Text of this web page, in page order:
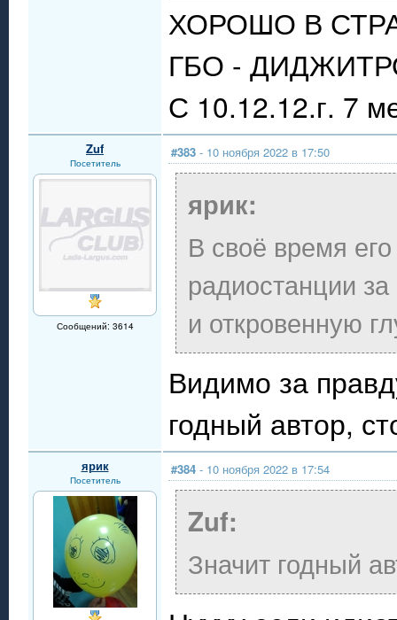
ХОРОШО В
ГБО -
С 10.12.12.г. 7
Zuf
Посетитель
Сообщений: 3614
#383 - 10 ноября 2022 в 17:50
ярик:
В своё время
радиостанции
и откровенную
Видимо за
годный автор,
ярик
Посетитель
#384 - 10 ноября 2022 в 17:54
Zuf:
Значит годный